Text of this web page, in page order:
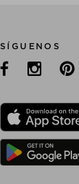
SÍGUENOS